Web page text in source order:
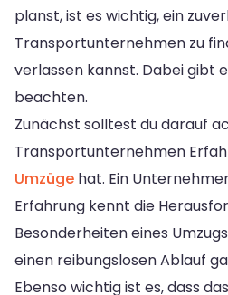
planst, ist es wichtig, ein
Transportunternehmen zu
verlassen kannst. Dabei gibt
beachten.
Zunächst solltest du darauf
Transportunternehmen
Umzüge hat. Ein
Erfahrung kennt die
Besonderheiten eines
einen reibungslosen Ablauf
Ebenso wichtig ist es, dass das